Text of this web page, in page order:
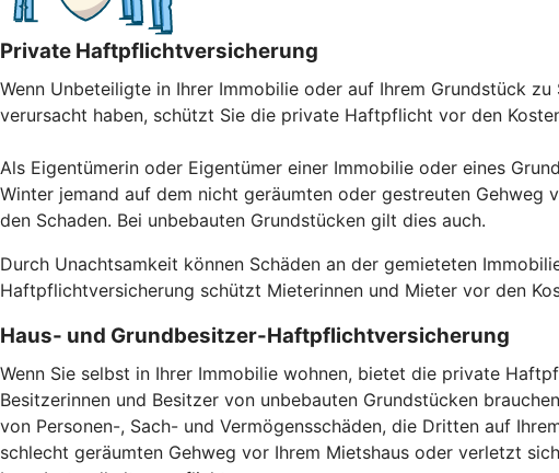
Private Haftpflichtversicherung
Wenn Unbeteiligte in Ihrer Immobilie oder auf Ihrem Grundstück
verursacht haben, schützt Sie die private Haftpflicht vor den
Als Eigentümerin oder Eigentümer einer Immobilie oder eines
Winter jemand auf dem nicht geräumten oder gestreuten Gehweg
den Schaden. Bei unbebauten Grundstücken gilt dies auch.
Durch Unachtsamkeit können Schäden an der gemieteten
Haftpflichtversicherung schützt Mieterinnen und Mieter vor den
Haus- und Grundbesitzer-Haftpflichtversicherung
Wenn Sie selbst in Ihrer Immobilie wohnen, bietet die private
Besitzerinnen und Besitzer von unbebauten Grundstücken
von Personen-, Sach- und Vermögensschäden, die Dritten auf
schlecht geräumten Gehweg vor Ihrem Mietshaus oder verletzt